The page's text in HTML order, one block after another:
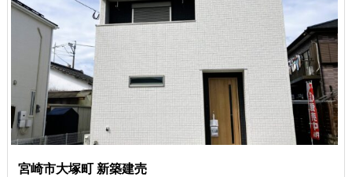
宮崎市大塚町 新築建売